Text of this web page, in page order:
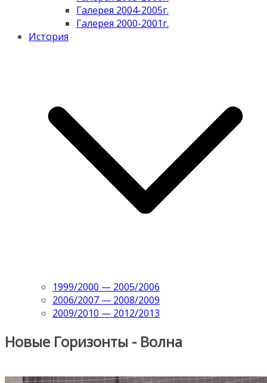
Галерея 2004-2005г.
Галерея 2000-2001г.
История
1999/2000 — 2005/2006
2006/2007 — 2008/2009
2009/2010 — 2012/2013
Новые Горизонты - Волна